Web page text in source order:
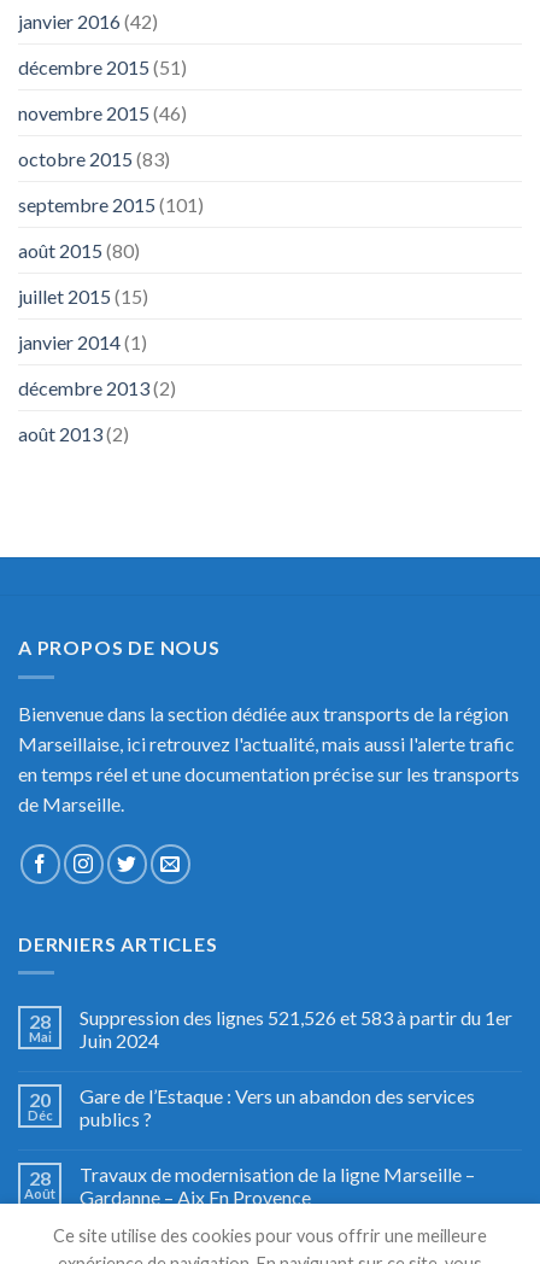
janvier 2016(42)
décembre 2015 (51)
novembre 2015 (46)
octobre 2015 (83)
septembre 2015 (101)
août 2015 (80)
juillet 2015 (15)
janvier 2014(1)
décembre 2013(2)
août 2013(2)
A PROPOS DE NOUS
Bienvenue dans la section dédiée aux transports de la région
Marseillaise, ici retrouvez l'actualité, mais aussi l'alerte trafic
en temps réel et une documentation précise sur les transports
de Marseille.
DERNIERS ARTICLES
28
Mai
Suppression des lignes 521,526 et 583 à partir du 1er
Juin 2024
20
Déc
Gare de l’Estaque : Vers un abandon des services
publics ?
28
Août
Travaux de modernisation de la ligne Marseille –
Gardanne – Aix En Provence
Fête du train à Miramas, le grand retour
Ce site utilise des cookies pour vous offrir une meilleure